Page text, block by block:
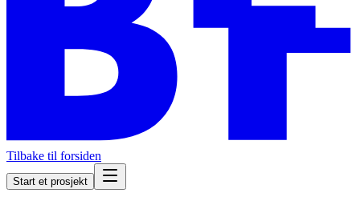
Tilbake til forsiden
Start et prosjekt